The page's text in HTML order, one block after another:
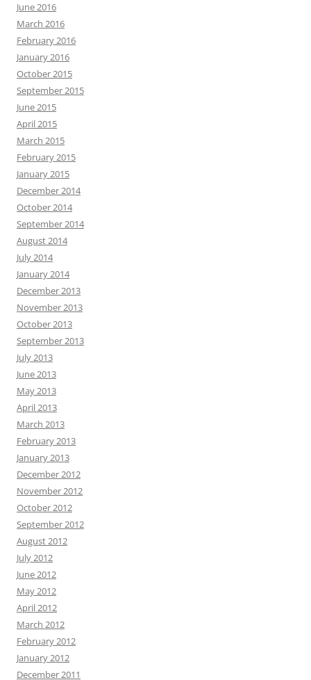
June 2016
March 2016
February 2016
January 2016
October 2015
September 2015
June 2015
April 2015
March 2015
February 2015
January 2015
December 2014
October 2014
September 2014
August 2014
July 2014
January 2014
December 2013
November 2013
October 2013
September 2013
July 2013
June 2013
May 2013
April 2013
March 2013
February 2013
January 2013
December 2012
November 2012
October 2012
September 2012
August 2012
July 2012
June 2012
May 2012
April 2012
March 2012
February 2012
January 2012
December 2011